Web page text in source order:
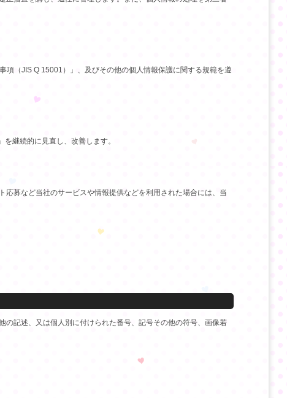
（JIS Q 15001）」、及びその他の個人情報保護に関する規範を遵
継続的に見直し、改善します。
募など当社のサービスや情報提供などを利用された場合には、当
記述、又は個人別に付けられた番号、記号その他の符号、画像若